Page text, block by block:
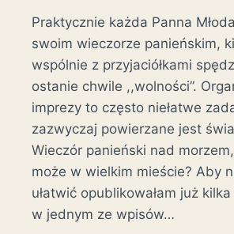
Praktycznie każda Panna
swoim wieczorze panieńskim,
wspólnie z przyjaciółkami
ostanie chwile ,,wolności”.
imprezy to często niełatwe
zazwyczaj powierzane jest
Wieczór panieński nad
może w wielkim mieście? Aby
ułatwić opublikowałam już
w jednym ze wpisów…